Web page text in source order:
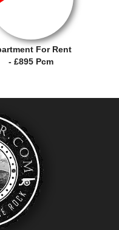
For Rent
- £895 Pcm